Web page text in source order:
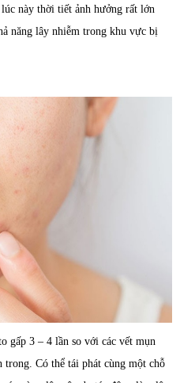
này thời tiết ảnh hưởng rất lớn
năng lây nhiễm trong khu vực bị
gấp 3 – 4 lần so với các vết mụn
trong. Có thể tái phát cùng một chỗ